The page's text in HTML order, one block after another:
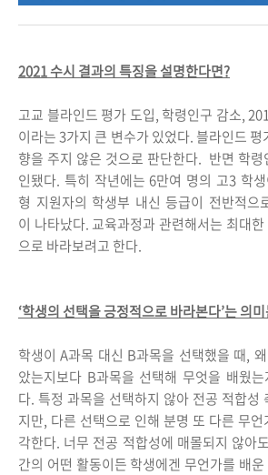
2021 수시 결과의 특징을 설명한다면?
고교 블라인드 평가 도입, 학령인구 감소,
이라는 3가지 큰 변수가 있었다. 블라인드 평
향을 주지 않은 것으로 판단한다. 반면 학
인됐다. 특히 작년에는 6만여 명의 고3 학
형 지원자의 학생부 내신 등급이 전반적으
이 나타났다. 교육과정과 관련해서는 최대
으로 바라보려고 한다.
‘학생의 선택을 긍정적으로 바라본다’는 의
학생이 A과목 대신 B과목을 선택했을 때,
았는지보다 B과목을 선택해 무엇을 배웠
다. 특정 과목을 선택하지 않아 전공 적합성
지만, 다른 선택으로 인해 분명 또 다른 무
각한다. 너무 전공 적합성에 매몰되지 않아
간의 어떤 활동이든 학생에겐 무언가를 배